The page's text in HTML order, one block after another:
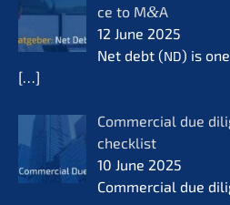
ce to M&A
12 June 2025
Net debt (ND) is
[…]
Commer­cial due
check­list
10 June 2025
Commer­cial due